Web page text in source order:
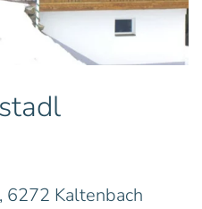
6272 Kaltenbach